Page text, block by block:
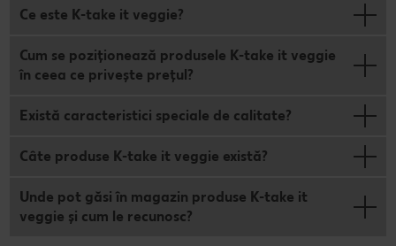
Ce este K-take it veggie?
Cum se poziționează produsele K-take it veggie
în ceea ce privește prețul?
Există caracteristici speciale de calitate?
Câte produse K-take it veggie există?
Unde pot găsi în magazin produse K-take it
veggie și cum le recunosc?